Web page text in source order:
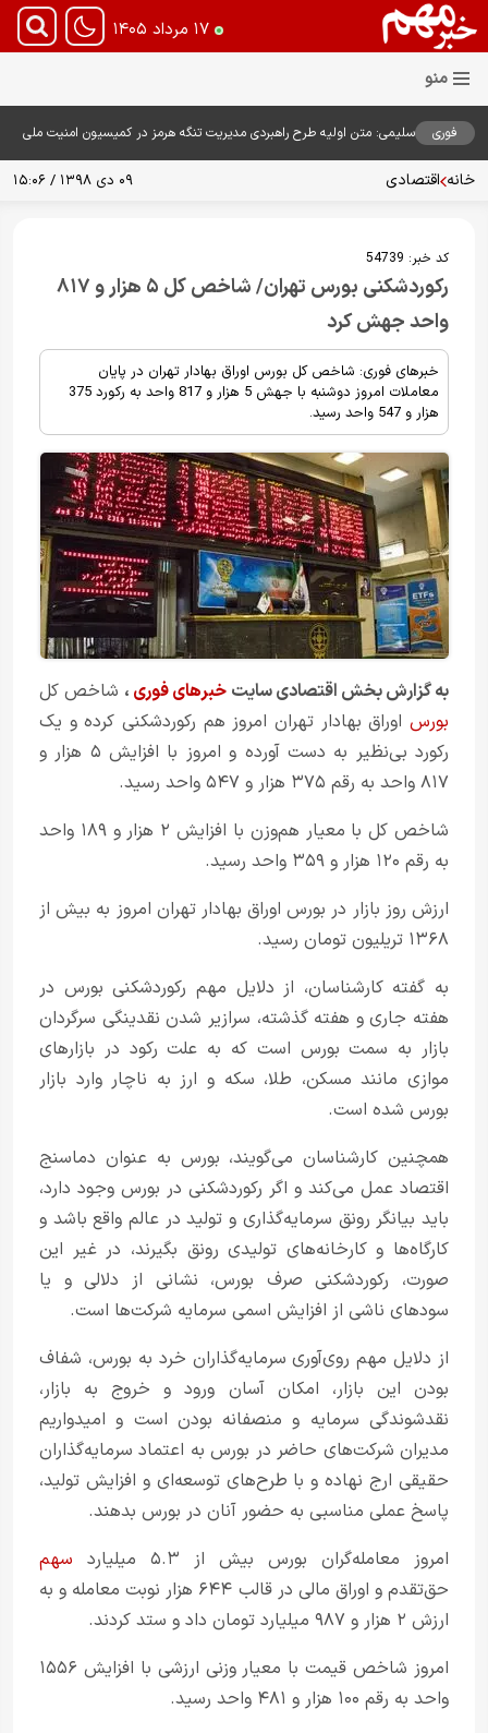
۱۷ مرداد ۱۴۰۵
فوری
سلیمی: متن اولیه طرح راهبردی مدیریت تنگه هرمز در کمیسیون امنیت ملی
خانه اقتصادی ۰۹ دی ۱۳۹۸ / ۱۵:۰۶
کد خبر: 54739
رکوردشکنی بورس تهران/ شاخص کل ۵ هزار و ۸۱۷
واحد جهش کرد
خبرهای فوری: شاخص کل بورس اوراق بهادار تهران در پایان
معاملات امروز دوشنبه با جهش 5 هزار و 817 واحد به رکورد 375
هزار و 547 واحد رسید.
به گزارش بخش اقتصادیسایت خبرهای فوری ، شاخص کل
بورس اوراق بهادار تهران امروز هم رکوردشکنی کرده و یک
رکورد بی‌نظیر به دست آورده و امروز با افزایش ۵ هزار و
۸۱۷ واحد به رقم ۳۷۵ هزار و ۵۴۷ واحد رسید.
شاخص کل با معیار هم‌وزن با افزایش ۲ هزار و ۱۸۹ واحد
به رقم ۱۲۰ هزار و ۳۵۹ واحد رسید.
ارزش روز بازار در بورس اوراق بهادار تهران امروز به بیش از
۱۳۶۸ تریلیون تومان رسید.
به گفته کارشناسان، از دلایل مهم رکوردشکنی بورس در
هفته جاری و هفته گذشته، سرازیر شدن نقدینگی سرگردان
بازار به سمت بورس است که به علت رکود در بازارهای
موازی مانند مسکن، طلا، سکه و ارز به ناچار وارد بازار
بورس شده است.
همچنین کارشناسان می‌گویند، بورس به عنوان دماسنج
اقتصاد عمل می‌کند و اگر رکوردشکنی در بورس وجود دارد،
باید بیانگر رونق سرمایه‌گذاری و تولید در عالم واقع باشد و
کارگاه‌ها و کارخانه‌های تولیدی رونق بگیرند، در غیر این
صورت، رکوردشکنی صرف بورس، نشانی از دلالی و یا
سودهای ناشی از افزایش اسمی سرمایه شرکت‌ها است.
از دلایل مهم روی‌آوری سرمایه‌گذاران خرد به بورس، شفاف
بودن این بازار، امکان آسان ورود و خروج به بازار،
نقدشوندگی سرمایه و منصفانه بودن است و امیدواریم
مدیران شرکت‌های حاضر در بورس به اعتماد سرمایه‌گذاران
حقیقی ارج نهاده و با طرح‌های توسعه‌ای و افزایش تولید،
پاسخ عملی مناسبی به حضور آنان در بورس بدهند.
امروز معامله‌گران بورس بیش از ۵.۳ میلیارد
سهم
حق‌تقدم و اوراق مالی در قالب ۶۴۴ هزار نوبت معامله و به
ارزش ۲ هزار و ۹۸۷ میلیارد تومان داد و ستد کردند.
امروز شاخص قیمت با معیار وزنی ارزشی با افزایش ۱۵۵۶
واحد به رقم ۱۰۰ هزار و ۴۸۱ واحد رسید.